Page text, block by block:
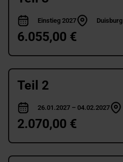
Einstieg 2027 Duisburg
6.055,00 €
Teil 2
26.01.2027 – 04.02.2027
2.070,00 €